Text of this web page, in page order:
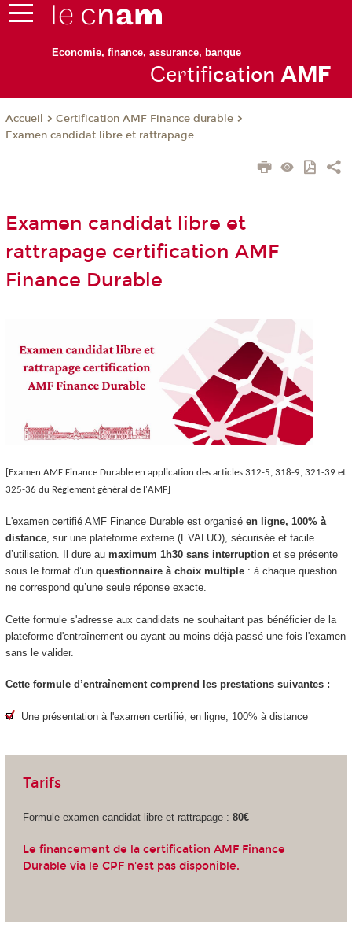
Economie, finance, assurance, banque
Certification AMF
Accueil
Certification AMF Finance durable
Examen candidat libre et rattrapage
Examen candidat libre et
rattrapage certification AMF
Finance Durable
[Examen AMF Finance Durable en application des articles 312-5, 318-9, 321-39 et
325-36 du Règlement général de l'AMF]
L'examen certifié AMF Finance Durable est organisé en ligne, 100% à
distance, sur une plateforme externe (EVALUO), sécurisée et facile
d’utilisation. Il dure au maximum 1h30 sans interruptionet se présente
sous le format d’un questionnaire à choix multiple: à chaque question
ne correspond qu’une seule réponse exacte.
Cette formule s'adresse aux candidats ne souhaitant pas bénéficier de la
plateforme d'entraînement ou ayant au moins déjà passé une fois l'examen
sans le valider.
Cette formule d’entraînement comprend les prestations suivantes :
Une présentation à l'examen certifié, en ligne, 100% à distance
Tarifs
Formule examen candidat libre et rattrapage : 80€
Le financement de la certification AMF Finance
Durable via le CPF n'est pas disponible.